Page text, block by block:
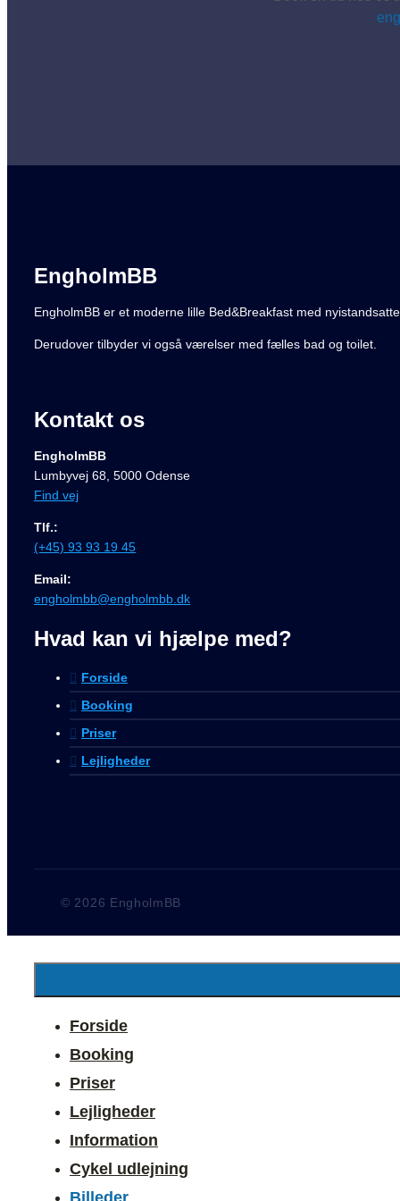
EngholmBB
EngholmBB er et moderne lille Bed&Breakfast med
Derudover tilbyder vi også værelser med fælles bad og toilet.
Kontakt os
EngholmBB
Lumbyvej 68, 5000 Odense
Find vej
Tlf.:
(+45) 93 93 19 45
Email:
engholmbb@engholmbb.dk
Hvad kan vi hjælpe med?
Forside
Booking
Priser
Lejligheder
© 2026 EngholmBB
Forside
Booking
Priser
Lejligheder
Information
Cykel udlejning